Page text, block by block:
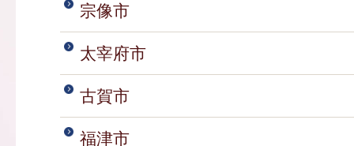
宗像市
太宰府市
古賀市
福津市